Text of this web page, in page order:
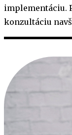
implementáciu.
konzultáciu